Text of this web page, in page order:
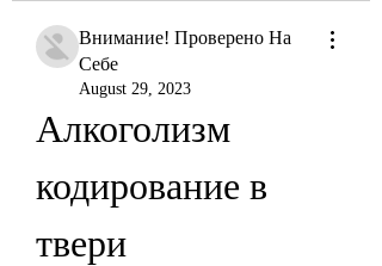
Внимание! Проверено На
Себе
August 29, 2023
Алкоголизм
кодирование в
твери